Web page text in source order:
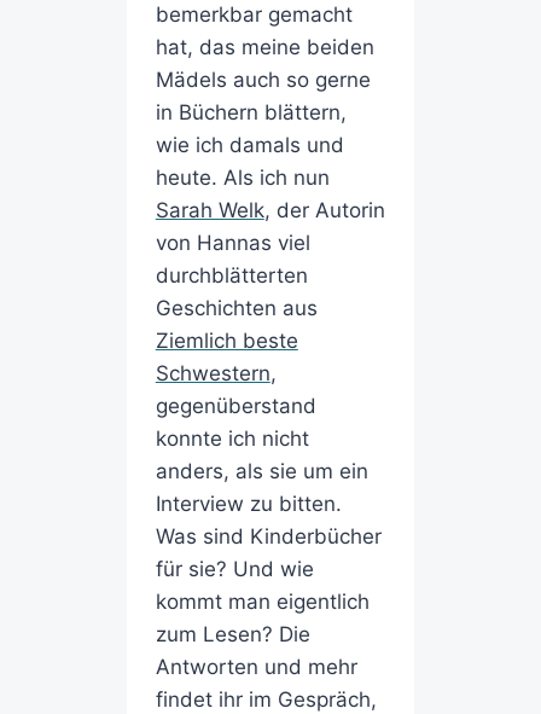
bemerkbar gemacht
hat, das meine beiden
Mädels auch so gerne
in Büchern blättern,
wie ich damals und
heute. Als ich nun
Sarah Welk, der Autorin
von Hannas viel
durchblätterten
Geschichten aus
Ziemlich beste
Schwestern,
gegenüberstand
konnte ich nicht
anders, als sie um ein
Interview zu bitten.
Was sind Kinderbücher
für sie? Und wie
kommt man eigentlich
zum Lesen? Die
Antworten und mehr
findet ihr im Gespräch,